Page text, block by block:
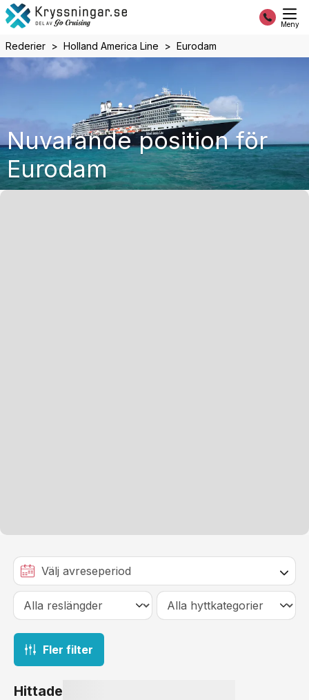
Meny
Rederier Holland America Line Eurodam
Nuvarande position för
Eurodam
Fler filter
Hittade